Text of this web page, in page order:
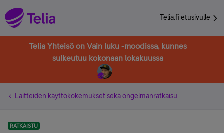
Telia.fi etusivulle
Telia Yhteisö on Vain luku -moodissa, kunnes
sulkeutuu kokonaan lokakuussa
Laitteiden käyttökokemukset sekä ongelmanratkaisu
RATKAISTU